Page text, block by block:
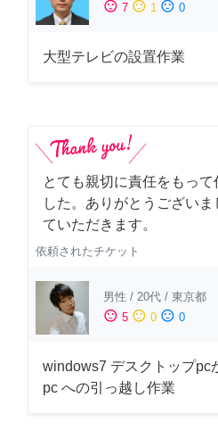
sentiment_satisfied 7 sentiment_neutral 1 sentiment_dissatisfied 0
大型テレビの設置作業
とても親切に責任をもっ
した。ありがとうござい
ていただきます。
依頼されたチケット
男性 / 20代 / 東京都
sentiment_satisfied 5 sentiment_neutral 0 sentiment_dissatisfied 0
windows7 デスクトップpc
pc への引っ越し作業